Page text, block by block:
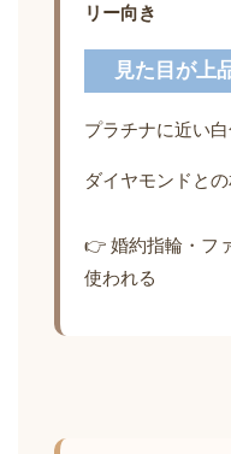
リー向き
見た目が上
プラチナに近い
ダイヤモンドと
👉 婚約指輪・フ
使われる